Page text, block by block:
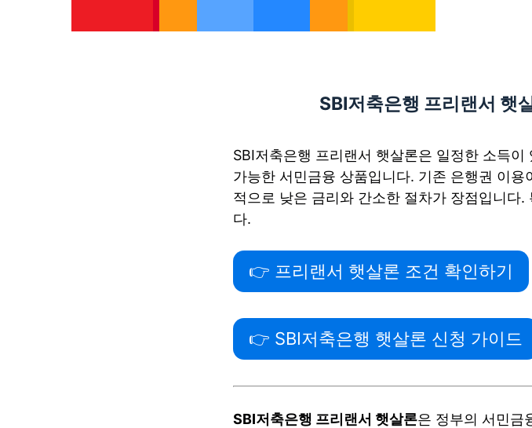
SBI저축은행 프리랜서 햇
SBI저축은행 프리랜서 햇살론은 일정한 소득이
가능한 서민금융 상품입니다. 기존 은행권 이
적으로 낮은 금리와 간소한 절차가 장점입니다
다.
👉 프리랜서 햇살론 조건 확인하기
👉 SBI저축은행 햇살론 신청 가이드
SBI저축은행 프리랜서 햇살론은 정부의 서민금